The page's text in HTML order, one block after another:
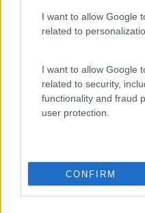
I want to allow Google
related to
I want to allow Google
related to security,
functionality and fraud
user protection.
CONFIRM
Inglês
Keep In Mind
Liderança
Pessoas